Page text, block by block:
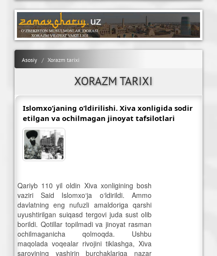
Asosiy Xorazm tarixi
XORAZM TARIXI
Islomxo‘janing o‘ldirilishi. Xiva xonligida sodir
etilgan va ochilmagan jinoyat tafsilotlari
Qariyb 110 yil oldin Xiva xonligining bosh
vaziri Said Islomxo‘ja o‘ldirildi. Ammo
davlatning eng nufuzli amaldoriga qarshi
uyushtirilgan suiqasd tergovi juda sust olib
borildi. Qotillar topilmadi va jinoyat rasman
ochilmaganicha qolmoqda. Ushbu
maqolada voqealar rivojini tiklashga, Xiva
saroyining yashirin burchaklariga nazar